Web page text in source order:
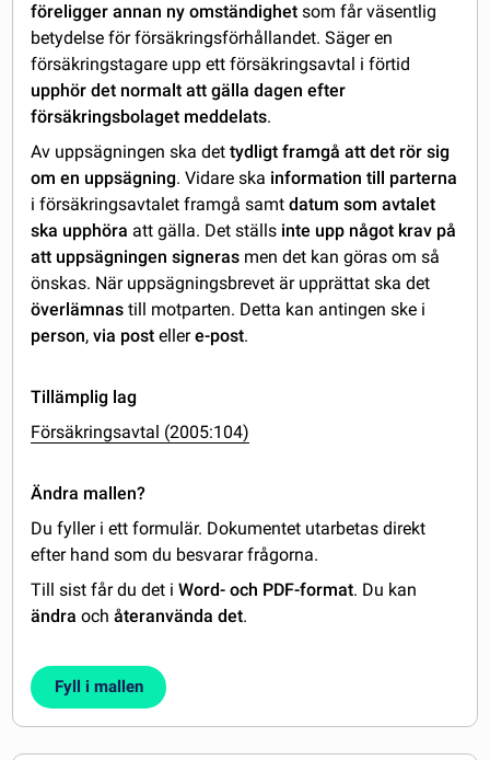
föreligger annan ny omständighetsom får väsentlig
betydelse för försäkringsförhållandet. Säger en
försäkringstagare upp ett försäkringsavtal i förtid
upphör det normalt att gälla dagen efter
försäkringsbolaget meddelats.
Av uppsägningen ska dettydligt framgå att det rör sig
om en uppsägning. Vidare ska information till parterna
i försäkringsavtalet framgå samtdatum som avtalet
ska upphöra att gälla. Det ställs inte upp något krav på
att uppsägningen signeras men det kan göras om så
önskas. När uppsägningsbrevet är upprättat ska det
överlämnas till motparten. Detta kan antingen ske i
person,via post ellere-post.
Tillämplig lag
Försäkringsavtal (2005:104)
Ändra mallen?
Du fyller i ett formulär. Dokumentet utarbetas direkt
efter hand som du besvarar frågorna.
Till sist får du det iWord- och PDF-format. Du kan
ändra ochåteranvända det.
Fyll i mallen